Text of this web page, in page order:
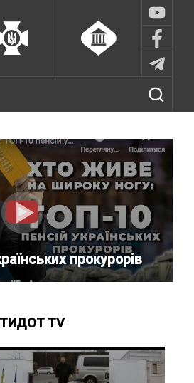
прокурорів
TV